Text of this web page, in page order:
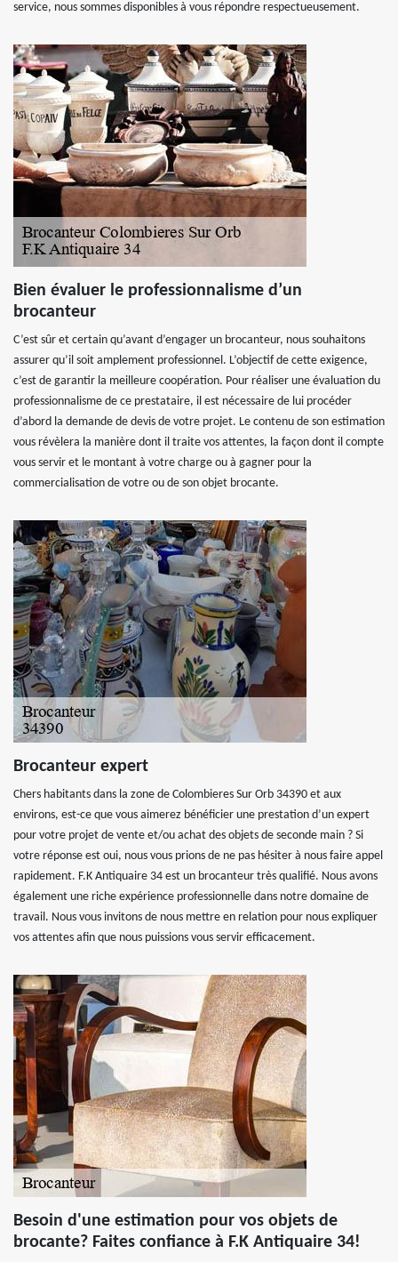
service, nous sommes disponibles à vous répondre respectueusement.
Bien évaluer le professionnalisme d’un
brocanteur
C’est sûr et certain qu’avant d’engager un brocanteur, nous souhaitons
assurer qu’il soit amplement professionnel. L’objectif de cette exigence,
c’est de garantir la meilleure coopération. Pour réaliser une évaluation du
professionnalisme de ce prestataire, il est nécessaire de lui procéder
d’abord la demande de devis de votre projet. Le contenu de son estimation
vous révèlera la manière dont il traite vos attentes, la façon dont il compte
vous servir et le montant à votre charge ou à gagner pour la
commercialisation de votre ou de son objet brocante.
Brocanteur expert
Chers habitants dans la zone de Colombieres Sur Orb 34390 et aux
environs, est-ce que vous aimerez bénéficier une prestation d’un expert
pour votre projet de vente et/ou achat des objets de seconde main ? Si
votre réponse est oui, nous vous prions de ne pas hésiter à nous faire appel
rapidement. F.K Antiquaire 34 est un brocanteur très qualifié. Nous avons
également une riche expérience professionnelle dans notre domaine de
travail. Nous vous invitons de nous mettre en relation pour nous expliquer
vos attentes afin que nous puissions vous servir efficacement.
Besoin d'une estimation pour vos objets de
brocante? Faites confiance à F.K Antiquaire 34!